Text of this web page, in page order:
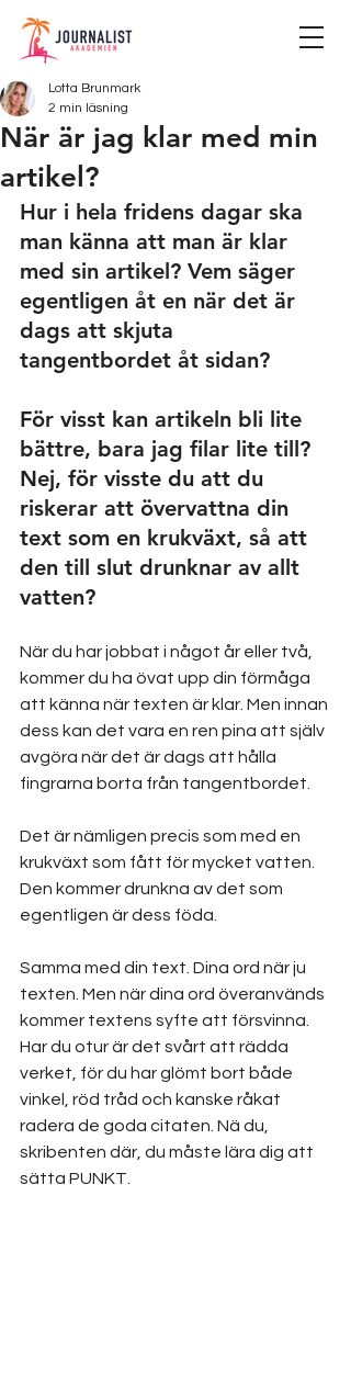
När är jag klar med min
artikel?
Lotta Brunmark
2 min läsning
Hur i hela fridens dagar ska
man känna att man är klar
med sin artikel? Vem säger
egentligen åt en när det är
dags att skjuta
tangentbordet åt sidan?
För visst kan artikeln bli lite
bättre, bara jag filar lite till?
Nej, för visste du att du
riskerar att övervattna din
text som en krukväxt, så att
den till slut drunknar av allt
vatten?
När du har jobbat i något år eller två,
kommer du ha övat upp din förmåga
att känna när texten är klar. Men innan
dess kan det vara en ren pina att själv
avgöra när det är dags att hålla
fingrarna borta från tangentbordet.
Det är nämligen precis som med en
krukväxt som fått för mycket vatten.
Den kommer drunkna av det som
egentligen är dess föda.
Samma med din text. Dina ord när ju
texten. Men när dina ord överanvänds
kommer textens syfte att försvinna.
Har du otur är det svårt att rädda
verket, för du har glömt bort både
vinkel, röd tråd och kanske råkat
radera de goda citaten. Nä du,
skribenten där, du måste lära dig att
sätta PUNKT.